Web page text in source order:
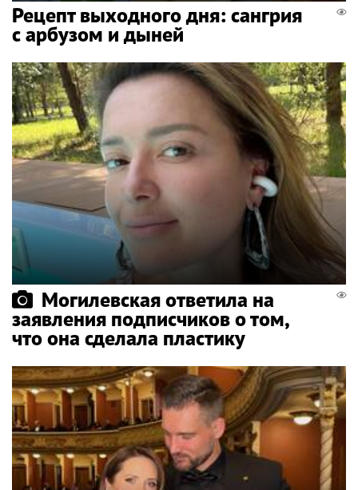
Рецепт выходного дня: сангрия
с арбузом и дыней
Могилевская ответила на
заявления подписчиков о том,
что она сделала пластику